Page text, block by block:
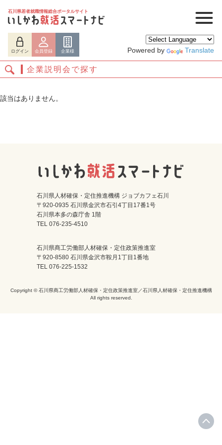
石川県若者就職情報総合ポータルサイト
ログイン 会員登録 企業様 Powered by Translate
ログイン 会員登録
企業説明会で探す
該当はありません。
石川県人材確保・定住推進機構 ジョブカフェ石川
〒920-0935 石川県金沢市石引4丁目17番1号
石川県本多の森庁舎 1階
TEL 076-235-4510
石川県商工労働部人材確保・定住政策推進室
〒920-8580 石川県金沢市鞍月1丁目1番地
TEL 076-225-1532
Copyright © 石川県商工労働部人材確保・定住政策推進室／石川県人材確保・定住推進機構
All rights reserved.